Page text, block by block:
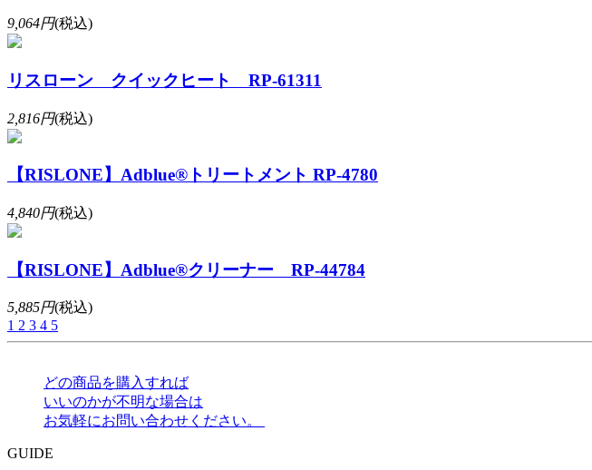
9,064円(税込)
リスローン クイックヒート RP-61311
2,816円(税込)
【RISLONE】Adblue®トリートメント RP-4780
4,840円(税込)
【RISLONE】Adblue®クリーナー RP-44784
5,885円(税込)
1 2 3 4 5
どの商品を購入すれば
いいのかが不明な場合は
お気軽にお問い合わせください。
GUIDE